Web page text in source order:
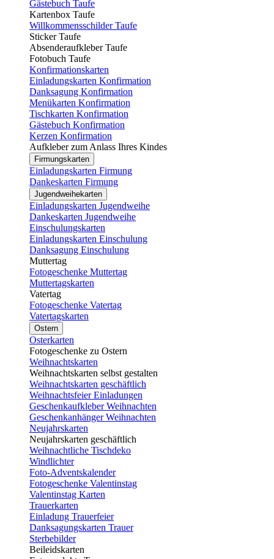
Gästebuch Taufe
Kartenbox Taufe
Willkommensschilder Taufe
Sticker Taufe
Absenderaufkleber Taufe
Fotobuch Taufe
Konfirmationskarten
Einladungskarten Konfirmation
Danksagung Konfirmation
Menükarten Konfirmation
Tischkarten Konfirmation
Gästebuch Konfirmation
Kerzen Konfirmation
Aufkleber zum Anlass Ihres Kindes
Firmungskarten
Einladungskarten Firmung
Dankeskarten Firmung
Jugendweihekarten
Einladungskarten Jugendweihe
Dankeskarten Jugendweihe
Einschulungskarten
Einladungskarten Einschulung
Danksagung Einschulung
Muttertag
Fotogeschenke Muttertag
Muttertagskarten
Vatertag
Fotogeschenke Vatertag
Vatertagskarten
Ostern
Osterkarten
Fotogeschenke zu Ostern
Weihnachtskarten
Weihnachtskarten selbst gestalten
Weihnachtskarten geschäftlich
Weihnachtsfeier Einladungen
Geschenkaufkleber Weihnachten
Geschenkanhänger Weihnachten
Neujahrskarten
Neujahrskarten geschäftlich
Weihnachtliche Tischdeko
Windlichter
Foto-Adventskalender
Fotogeschenke Valentinstag
Valentinstag Karten
Trauerkarten
Einladung Trauerfeier
Danksagungskarten Trauer
Sterbebilder
Beileidskarten